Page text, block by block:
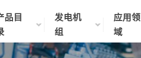
品目
发电机
组
应用领
域